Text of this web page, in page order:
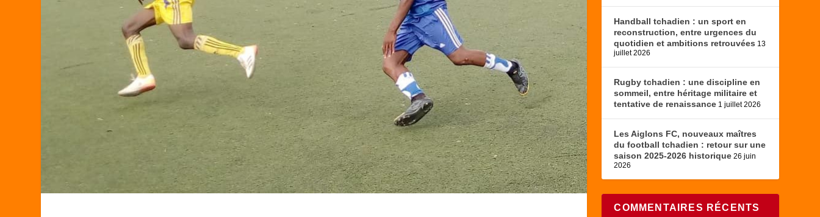
Handball tchadien : un sport en
reconstruction, entre urgences du
quotidien et ambitions retrouvées 13
juillet 2026
Rugby tchadien : une discipline en
sommeil, entre héritage militaire et
tentative de renaissance 1 juillet 2026
Les Aiglons FC, nouveaux maîtres
du football tchadien : retour sur une
saison 2025-2026 historique 26 juin
2026
COMMENTAIRES RÉCENTS